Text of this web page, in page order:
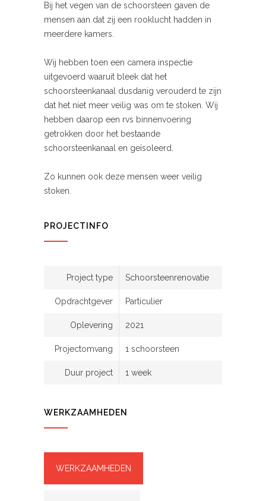
Bij het vegen van de schoorsteen gaven de
mensen aan dat zij een rooklucht hadden in
meerdere kamers.
Wij hebben toen een camera inspectie
uitgevoerd waaruit bleek dat het
schoorsteenkanaal dusdanig verouderd te zijn
dat het niet meer veilig was om te stoken. Wij
hebben daarop een rvs binnenvoering
getrokken door het bestaande
schoorsteenkanaal en geïsoleerd.
Zo kunnen ook deze mensen weer veilig
stoken.
PROJECTINFO
Project type Schoorsteenrenovatie
Opdrachtgever Particulier
Oplevering 2021
Projectomvang 1 schoorsteen
Duur project 1 week
WERKZAAMHEDEN
WERKZAAMHEDEN